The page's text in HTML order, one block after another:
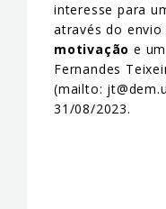
interesse para
através do envio
motivação e um
Fernandes
(mailto:
31/08/2023.